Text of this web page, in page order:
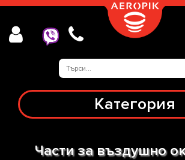
Категория
Части за въздушно